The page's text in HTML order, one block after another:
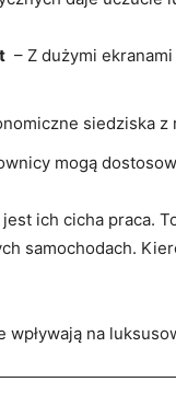
– Z ⁣dużymi
‌siedziska
mogą
​ich cicha praca.
samochodach.
wpływają na